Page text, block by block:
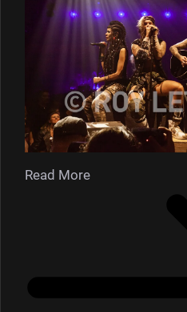
Read More